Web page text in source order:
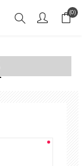
(0)